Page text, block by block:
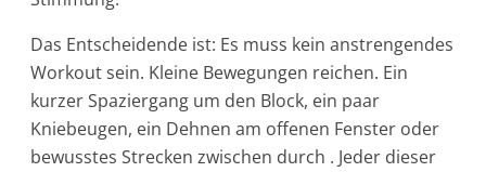
Das Entscheidende ist: Es muss kein anstrengendes
Workout sein. Kleine Bewegungen reichen. Ein
kurzer Spaziergang um den Block, ein paar
Kniebeugen, ein Dehnen am offenen Fenster oder
bewusstes Strecken zwischen durch . Jeder dieser